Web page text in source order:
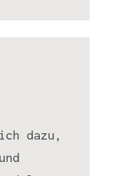
dazu,